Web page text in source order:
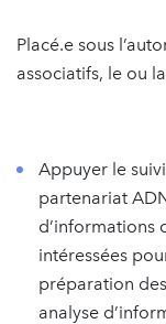
Placé.e sous
associatifs, le ou
Appuyer le
partenariat
d’informations
intéressées
préparation
analyse